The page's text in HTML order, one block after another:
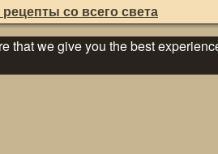
со всего света
that we give you the best